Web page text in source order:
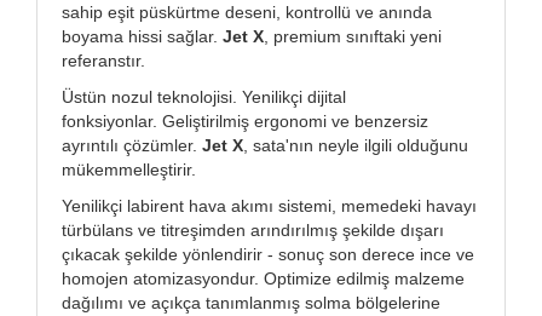
sahip eşit püskürtme deseni, kontrollü ve anında
boyama hissi sağlar. Jet X , premium sınıftaki yeni
referanstır.
Üstün nozul teknolojisi. Yenilikçi dijital
fonksiyonlar. Geliştirilmiş ergonomi ve benzersiz
ayrıntılı çözümler. Jet X , sata'nın neyle ilgili olduğunu
mükemmelleştirir.
Yenilikçi labirent hava akımı sistemi, memedeki havayı
türbülans ve titreşimden arındırılmış şekilde dışarı
çıkacak şekilde yönlendirir - sonuç son derece ince ve
homojen atomizasyondur. Optimize edilmiş malzeme
dağılımı ve açıkça tanımlanmış solma bölgelerine